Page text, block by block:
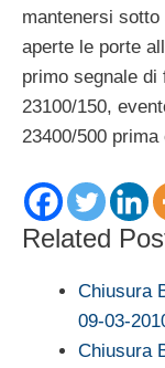
mantenersi sotto
aperte le porte
primo segnale
23100/150,
23400/500
Related
Chiusura
09-03-
Chiusura